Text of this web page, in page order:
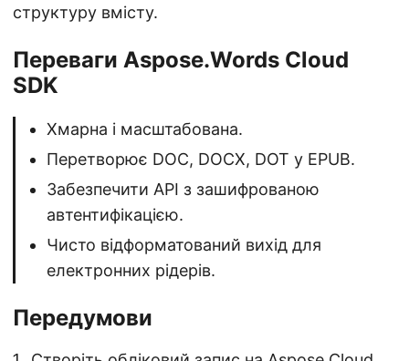
структуру вмісту.
Переваги Aspose.Words Cloud
SDK
Хмарна і масштабована.
Перетворює DOC, DOCX, DOT у EPUB.
Забезпечити API з зашифрованою
автентифікацією.
Чисто відформатований вихід для
електронних рідерів.
Передумови